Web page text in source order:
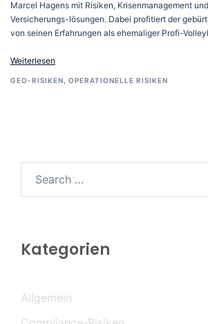
Marcel Hagens mit Risiken, Krisenmanagement
Versicherungs-lösungen. Dabei profitiert der
von seinen Erfahrungen als ehemaliger Profi-
Weiterlesen
GEO-RISIKEN OPERATIONELLE RISIKEN
Kategorien
Allgemein